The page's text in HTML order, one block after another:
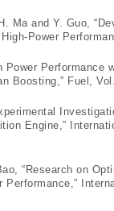
Ma and Y. Guo,
Power
Performance
Boosting,” Fuel,
Engine,”
“Research on
Performance,”